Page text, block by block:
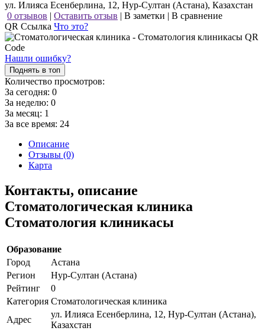
ул. Илияса Есенберлина, 12, Нур-Султан (Астана), Казахстан
0 отзывов | Оставить отзыв | В заметки | В сравнение
QR Ссылка Что это?
Нашли ошибку?
Поднять в топ
Количество просмотров:
За сегодня: 0
За неделю: 0
За месяц: 1
За все время: 24
Описание
Отзывы (0)
Карта
Контакты, описание
Стоматологическая клиника
Стоматология клиникасы
Образование
Город
Астана
Регион
Нур-Султан (Астана)
Рейтинг
0
Категория Стоматологическая клиника
Адрес
ул. Илияса Есенберлина, 12, Нур-Султан (Астана),
Казахстан